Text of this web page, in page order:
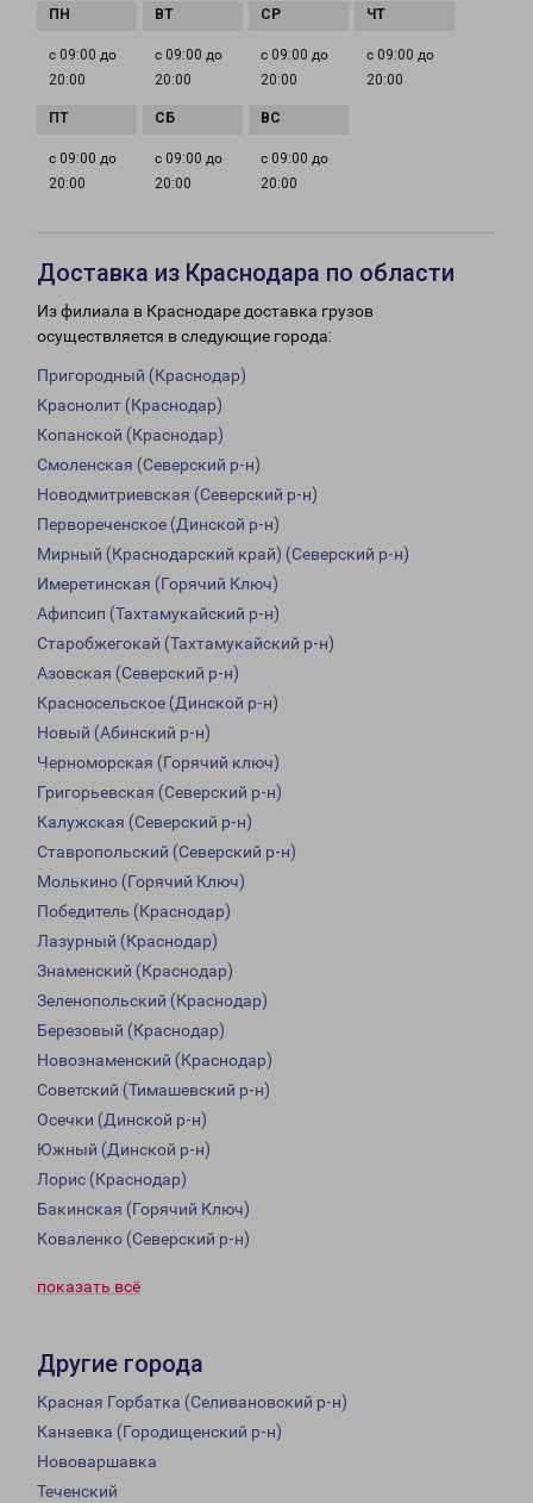
с 09:00 до
20:00
с 09:00 до
20:00
с 09:00 до
20:00
с 09:00 до
20:00
с 09:00 до
20:00
с 09:00 до
20:00
с 09:00 до
20:00
Доставка из Краснодара по области
Из филиала в Краснодаре доставка грузов
осуществляется в следующие города:
Пригородный (Краснодар)
Краснолит (Краснодар)
Копанской (Краснодар)
Смоленская (Северский р-н)
Новодмитриевская (Северский р-н)
Первореченское (Динской р-н)
Мирный (Краснодарский край) (Северский р-н)
Имеретинская (Горячий Ключ)
Афипсип (Тахтамукайский р-н)
Старобжегокай (Тахтамукайский р-н)
Азовская (Северский р-н)
Красносельское (Динской р-н)
Новый (Абинский р-н)
Черноморская (Горячий ключ)
Григорьевская (Северский р-н)
Калужская (Северский р-н)
Ставропольский (Северский р-н)
Молькино (Горячий Ключ)
Победитель (Краснодар)
Лазурный (Краснодар)
Знаменский (Краснодар)
Зеленопольский (Краснодар)
Березовый (Краснодар)
Новознаменский (Краснодар)
Советский (Тимашевский р-н)
Осечки (Динской р-н)
Южный (Динской р-н)
Лорис (Краснодар)
Бакинская (Горячий Ключ)
Коваленко (Северский р-н)
показать всё
Другие города
Красная Горбатка (Селивановский р-н)
Канаевка (Городищенский р-н)
Нововаршавка
Теченский